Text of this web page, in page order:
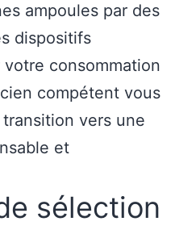
ampoules par des
dispositifs
consommation
compétent vous
vers une
et
sélection